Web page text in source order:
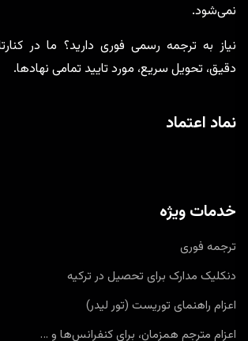
نمی‌شود.
نیاز به ترجمه رسمی فوری دارید؟ ما در
دقیق، تحویل سریع، مورد تایید تمامی نهادها.
نماد اعتماد
خدمات ویژه
ترجمه فوری
دنکلیک مدارک برای تحصیل در ترکیه
اعزام راهنمای توریست (تور لیدر)
اعزام مترجم همزمان، برای کنفرانس‌ها و …